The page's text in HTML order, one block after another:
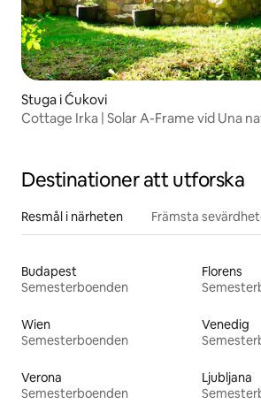
Stuga i Ćukovi
Cottage Irka | Solar A-Frame vid Una
Destinationer att utforska
Resmål i närheten Främsta
Budapest
Semesterboenden
Florens
Wien
Semesterboenden
Venedig
Verona
Semesterboenden
Ljubljana